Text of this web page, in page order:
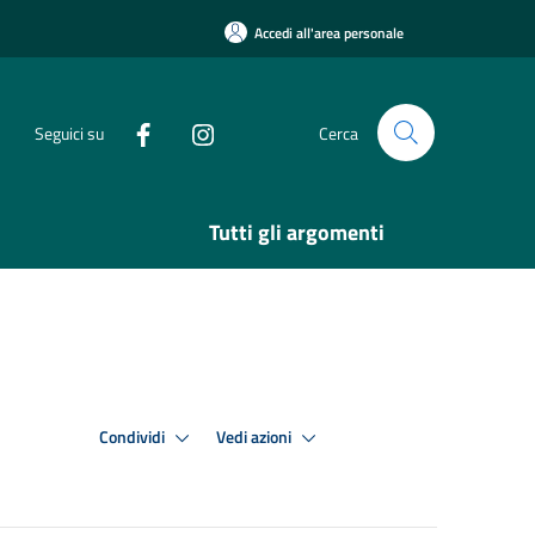
Accedi all'area personale
Seguici su Cerca
Tutti gli argomenti
Condividi Vedi azioni